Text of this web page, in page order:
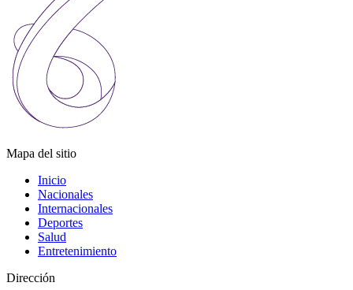
Mapa del sitio
Inicio
Nacionales
Internacionales
Deportes
Salud
Entretenimiento
Dirección